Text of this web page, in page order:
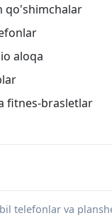
qo'shimchalar
aloqa
fitnes-brasletlar
telefonlar va